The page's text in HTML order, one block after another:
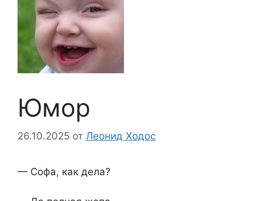
Юмор
26.10.2025 от Леонид Ходос
— Софа, как дела?